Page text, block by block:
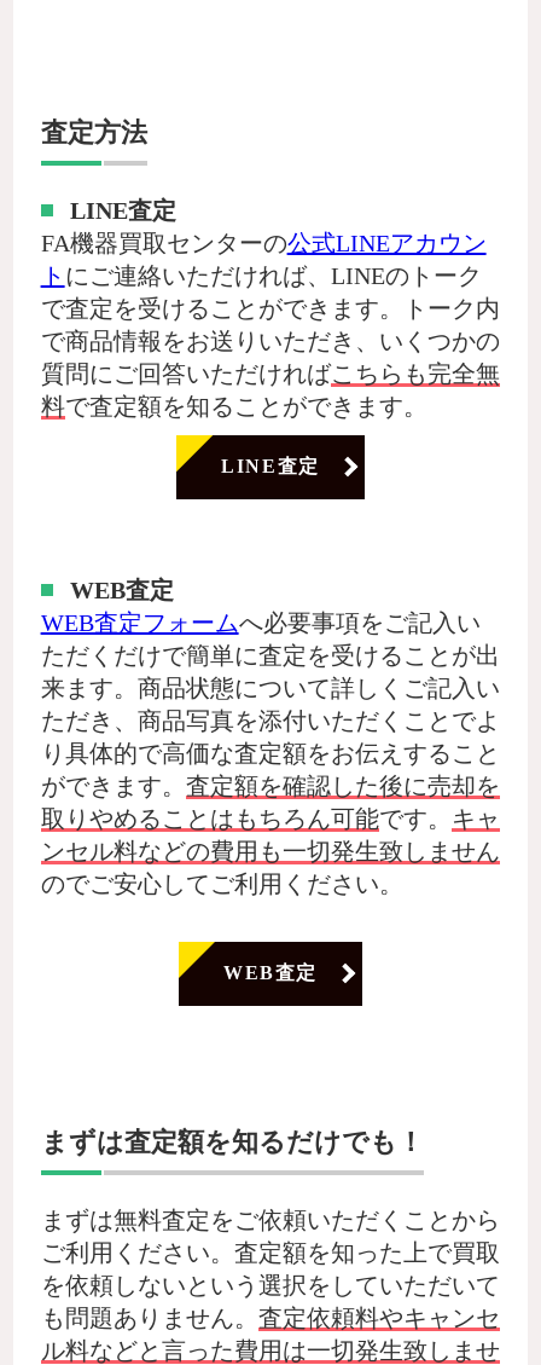
査定方法
LINE査定
FA機器買取センターの公式LINEアカウン
ト にご連絡いただければ、LINEのトーク
で査定を受けることができます。トーク内
で商品情報をお送りいただき、いくつかの
質問にご回答いただければこちらも完全無
料で査定額を知ることができます。
LINE査定
WEB査定
WEB査定フォームへ必要事項をご記入い
ただくだけで簡単に査定を受けることが出
来ます。商品状態について詳しくご記入い
ただき、商品写真を添付いただくことでよ
り具体的で高価な査定額をお伝えすること
ができます。 査定額を確認した後に売却を
取りやめることはもちろん可能です。
キャ
ンセル料などの費用も一切発生致しません
のでご安心してご利用ください。
WEB査定
まずは査定額を知るだけでも！
まずは無料査定をご依頼いただくことから
ご利用ください。査定額を知った上で買取
を依頼しないという選択をしていただいて
も問題ありません。 査定依頼料やキャンセ
ル料などと言った費用は一切発生致しませ